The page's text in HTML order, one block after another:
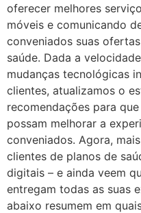
oferecer melhores
móveis e comunicando
conveniados suas
saúde. Dada a
mudanças tecnológicas
clientes, atualizamos o
recomendações para
possam melhorar a
conveniados. Agora,
clientes de planos de
digitais – e ainda veem
entregam todas as suas
abaixo resumem em